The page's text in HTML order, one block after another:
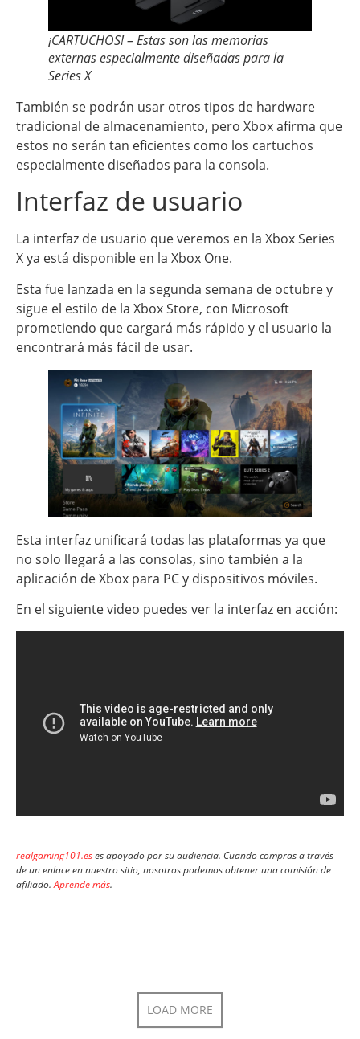
¡CARTUCHOS! – Estas son las memorias
externas especialmente diseñadas para la
Series X
También se podrán usar otros tipos de hardware
tradicional de almacenamiento, pero Xbox afirma que
estos no serán tan eficientes como los cartuchos
especialmente diseñados para la consola.
Interfaz de usuario
La interfaz de usuario que veremos en la Xbox Series
X ya está disponible en la Xbox One.
Esta fue lanzada en la segunda semana de octubre y
sigue el estilo de la Xbox Store, con Microsoft
prometiendo que cargará más rápido y el usuario la
encontrará más fácil de usar.
Esta interfaz unificará todas las plataformas ya que
no solo llegará a las consolas, sino también a la
aplicación de Xbox para PC y dispositivos móviles.
En el siguiente video puedes ver la interfaz en acción:
realgaming101.eses apoyado por su audiencia. Cuando compras a través
de un enlace en nuestro sitio, nosotros podemos obtener una comisión de
afiliado.Aprende más.
LOAD MORE